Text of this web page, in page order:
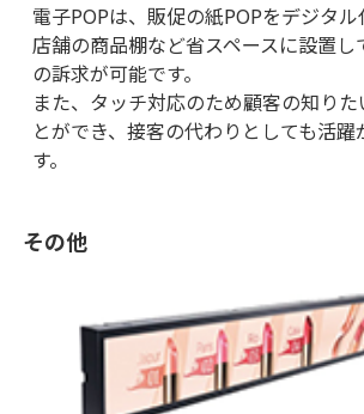
電子POPは、販促の紙POPをデジタル
店舗の商品棚など省スペースに設置し
の訴求が可能です。
また、タッチ対応のため顧客の知り
とができ、接客の代わりとしても活躍
す。
その他